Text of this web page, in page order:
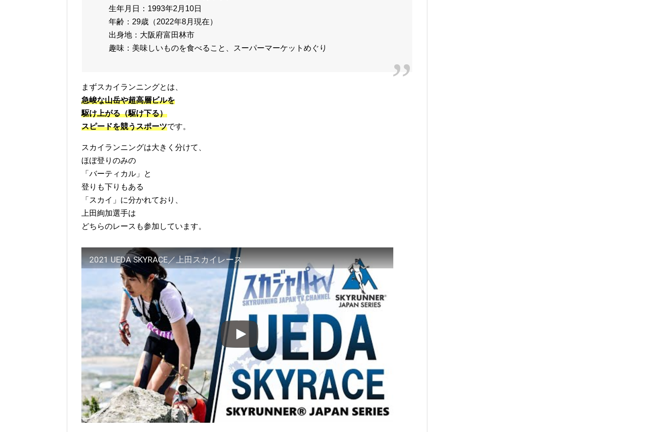
生年月日：1993年2月10日
年齢：29歳（2022年8月現在）
出身地：大阪府富田林市
趣味：美味しいものを食べること、スーパーマーケットめぐり
まずスカイランニングとは、
急峻な山岳や超高層ビルを
駆け上がる（駆け下る）
スピードを競うスポーツです。
スカイランニングは大きく分けて、
ほぼ登りのみの
「バーティカル」と
登りも下りもある
「スカイ」に分かれており、
上田絢加選手は
どちらのレースも参加しています。
2021 UEDA SKYRACE／上田スカイレース